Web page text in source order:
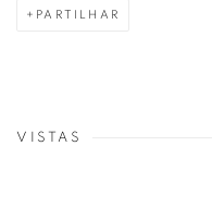
PARTILHAR
VISTAS